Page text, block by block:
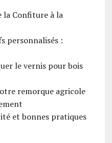
la Confiture à la
personnalisés :
le vernis pour bois
remorque agricole
et bonnes pratiques